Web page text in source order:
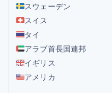
スウェーデン
スイス
タイ
アラブ首長国連邦
イギリス
アメリカ